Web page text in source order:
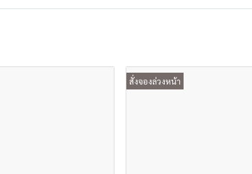
สั่งจองล่วงหน้า